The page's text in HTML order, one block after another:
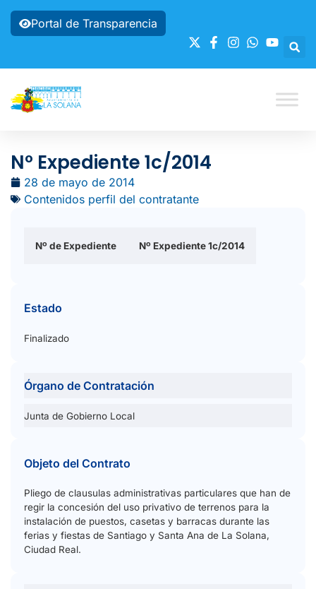
Portal de Transparencia
Nº Expediente 1c/2014
28 de mayo de 2014
Contenidos perfil del contratante
Nº de Expediente Nº Expediente 1c/2014
Estado
Finalizado
Órgano de Contratación
Junta de Gobierno Local
Objeto del Contrato
Pliego de clausulas administrativas particulares que han de
regir la concesión del uso privativo de terrenos para la
instalación de puestos, casetas y barracas durante las
ferias y fiestas de Santiago y Santa Ana de La Solana,
Ciudad Real.